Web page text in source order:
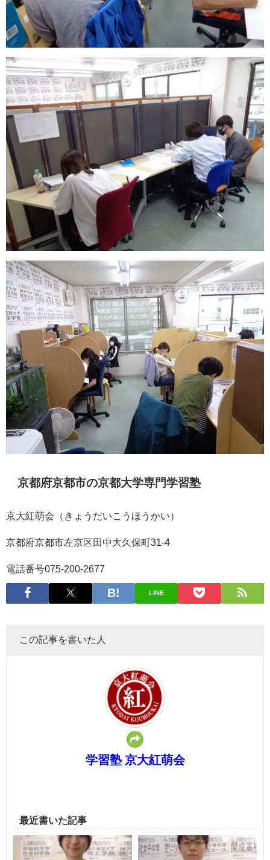
京都府京都市の京都大学専門学習塾
京大紅萌会（きょうだいこうほうかい）
京都府京都市左京区田中大久保町31-4
電話番号075-200-2677
LINE
この記事を書いた人
学習塾 京大紅萌会
最近書いた記事